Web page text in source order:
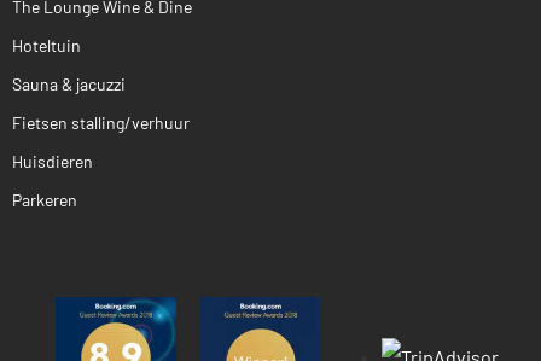
The Lounge Wine & Dine
Hoteltuin
Sauna & jacuzzi
Fietsen stalling/verhuur
Huisdieren
Parkeren